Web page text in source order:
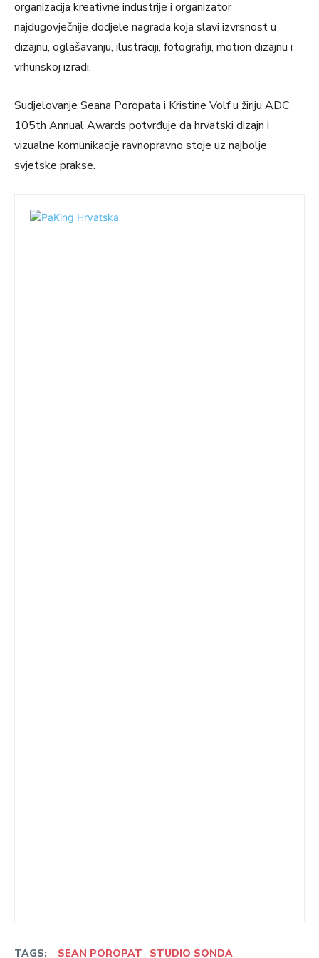
organizacija kreativne industrije i organizator
najdugovječnije dodjele nagrada koja slavi izvrsnost u
dizajnu, oglašavanju, ilustraciji, fotografiji, motion dizajnu i
vrhunskoj izradi.
Sudjelovanje Seana Poropata i Kristine Volf u žiriju ADC
105th Annual Awards potvrđuje da hrvatski dizajn i
vizualne komunikacije ravnopravno stoje uz najbolje
svjetske prakse.
TAGS: SEAN POROPAT STUDIO SONDA